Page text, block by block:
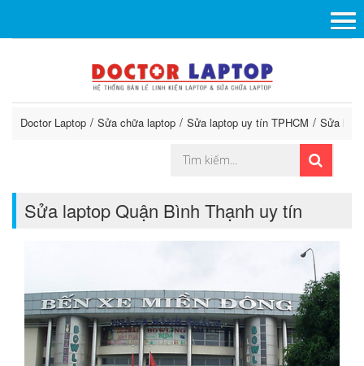
Doctor Laptop Sửa chữa laptop Sửa laptop uy tín TPHCM Sửa
Sửa laptop Quận Bình Thạnh uy tín